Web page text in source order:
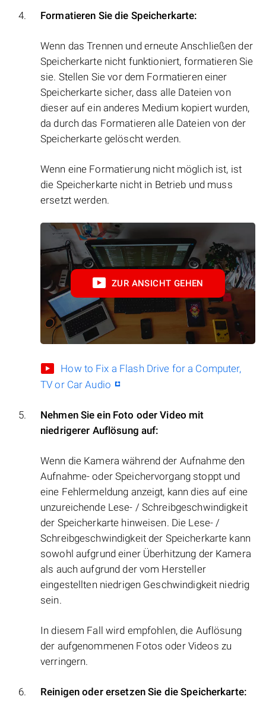
Formatieren Sie die Speicherkarte:
Wenn das Trennen und erneute Anschließen der
Speicherkarte nicht funktioniert, formatieren Sie
sie. Stellen Sie vor dem Formatieren einer
Speicherkarte sicher, dass alle Dateien von
dieser auf ein anderes Medium kopiert wurden,
da durch das Formatieren alle Dateien von der
Speicherkarte gelöscht werden.
Wenn eine Formatierung nicht möglich ist, ist
die Speicherkarte nicht in Betrieb und muss
ersetzt werden.
ZUR ANSICHT GEHEN
How to Fix a Flash Drive for a Computer,
TV or Car Audio
Nehmen Sie ein Foto oder Video mit
niedrigerer Auflösung auf:
Wenn die Kamera während der Aufnahme den
Aufnahme- oder Speichervorgang stoppt und
eine Fehlermeldung anzeigt, kann dies auf eine
unzureichende Lese- / Schreibgeschwindigkeit
der Speicherkarte hinweisen. Die Lese- /
Schreibgeschwindigkeit der Speicherkarte kann
sowohl aufgrund einer Überhitzung der Kamera
als auch aufgrund der vom Hersteller
eingestellten niedrigen Geschwindigkeit niedrig
sein.
In diesem Fall wird empfohlen, die Auflösung
der aufgenommenen Fotos oder Videos zu
verringern.
Reinigen oder ersetzen Sie die Speicherkarte: